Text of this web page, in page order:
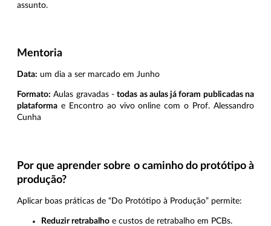
assunto.
Mentoria
Data: um dia a ser marcado em Junho
Formato: Aulas gravadas -todas as aulas já foram publicadas na
plataforma e Encontro ao vivo online com o Prof. Alessandro
Cunha
Por que aprender sobre o caminho do protótipo à
produção?
Aplicar boas práticas de “Do Protótipo à Produção” permite:
Reduzir retrabalho e custos de retrabalho em PCBs.